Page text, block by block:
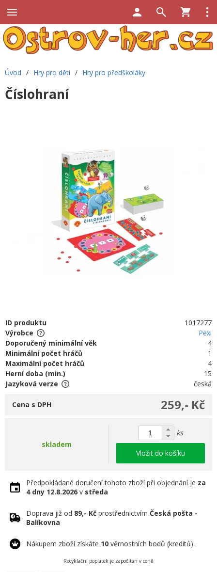
Úvod / Hry pro děti / Hry pro předškoláky
Číslohraní
ID produktu
1017277
Výrobce
Pexi
Doporučený minimální věk
4
Minimální počet hráčů
1
Maximální počet hráčů
4
Herní doba (min.)
15
Jazyková verze
česká
259,- Kč
Cena s DPH
skladem
ks
Vložit do košíku
Předpokládané doručení tohoto zboží při objednání je za
4 dny 12.8.2026 v středa
Doprava již od 89,- Kč prostřednictvím Česká pošta -
Balíkovna
Nákupem zboží získáte 10 věrnostních bodů (kreditů).
Recyklační poplatek je započítán v ceně